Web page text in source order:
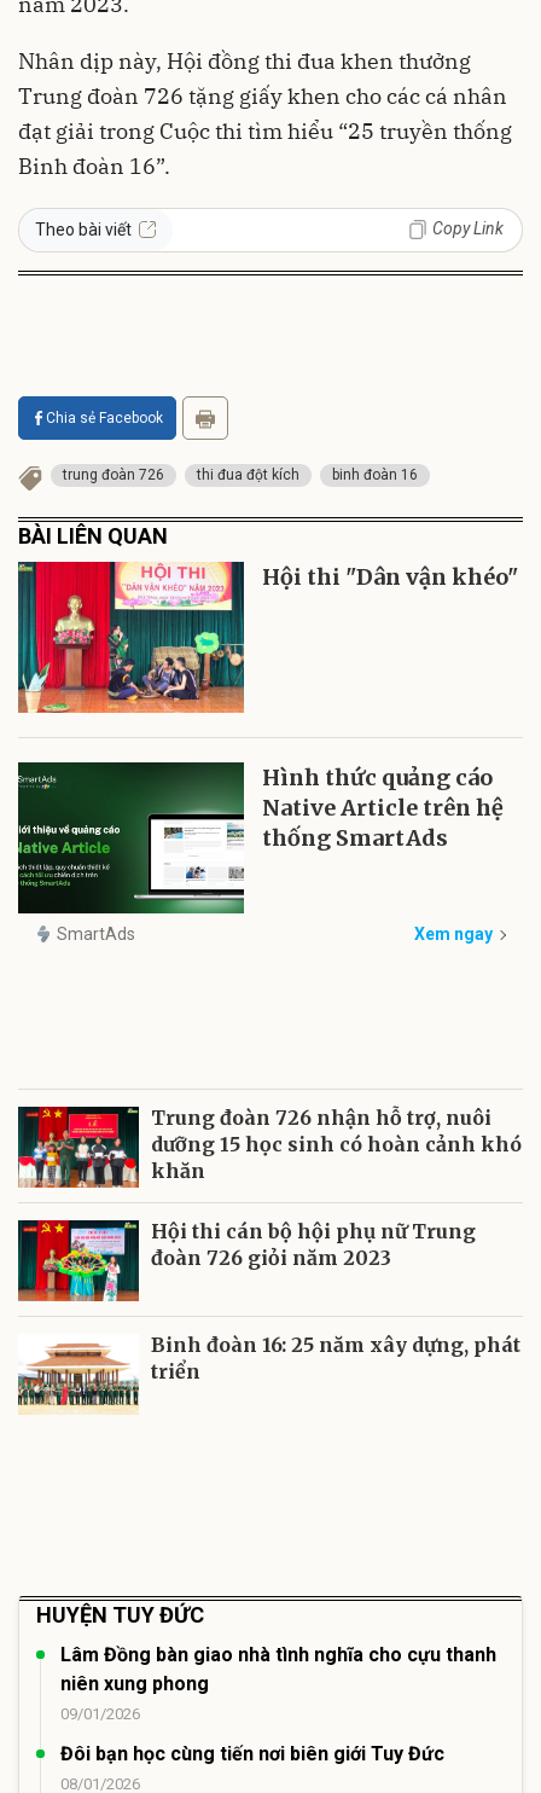
Nhân dịp này, Hội đồng thi đua khen thưởng
Trung đoàn 726 tặng giấy khen cho các cá nhân
đạt giải trong Cuộc thi tìm hiểu “25 truyền thống
Binh đoàn 16”.
Theo bài viết Copy Link
Chia sẻ Facebook
trung đoàn 726 thi đua đột kích binh đoàn 16
BÀI LIÊN QUAN
Hội thi "Dân vận khéo"
Hình thức quảng cáo
Native Article trên hệ
thống SmartAds
SmartAds Xem ngay
Trung đoàn 726 nhận hỗ trợ, nuôi
dưỡng 15 học sinh có hoàn cảnh khó
khăn
Hội thi cán bộ hội phụ nữ Trung
đoàn 726 giỏi năm 2023
Binh đoàn 16: 25 năm xây dựng, phát
triển
HUYỆN TUY ĐỨC
Lâm Đồng bàn giao nhà tình nghĩa cho cựu thanh
niên xung phong
09/01/2026
Đôi bạn học cùng tiến nơi biên giới Tuy Đức
08/01/2026